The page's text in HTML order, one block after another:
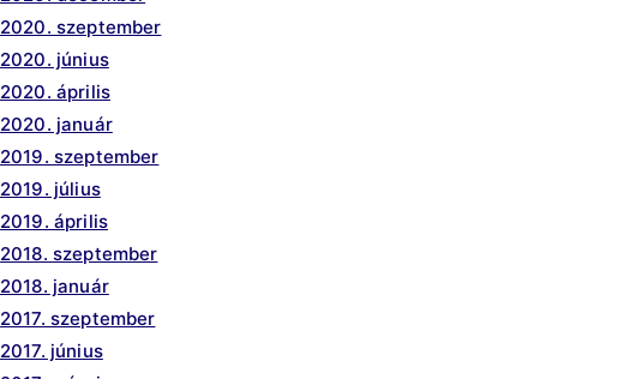
2020. szeptember
2020. június
2020. április
2020. január
2019. szeptember
2019. július
2019. április
2018. szeptember
2018. január
2017. szeptember
2017. június